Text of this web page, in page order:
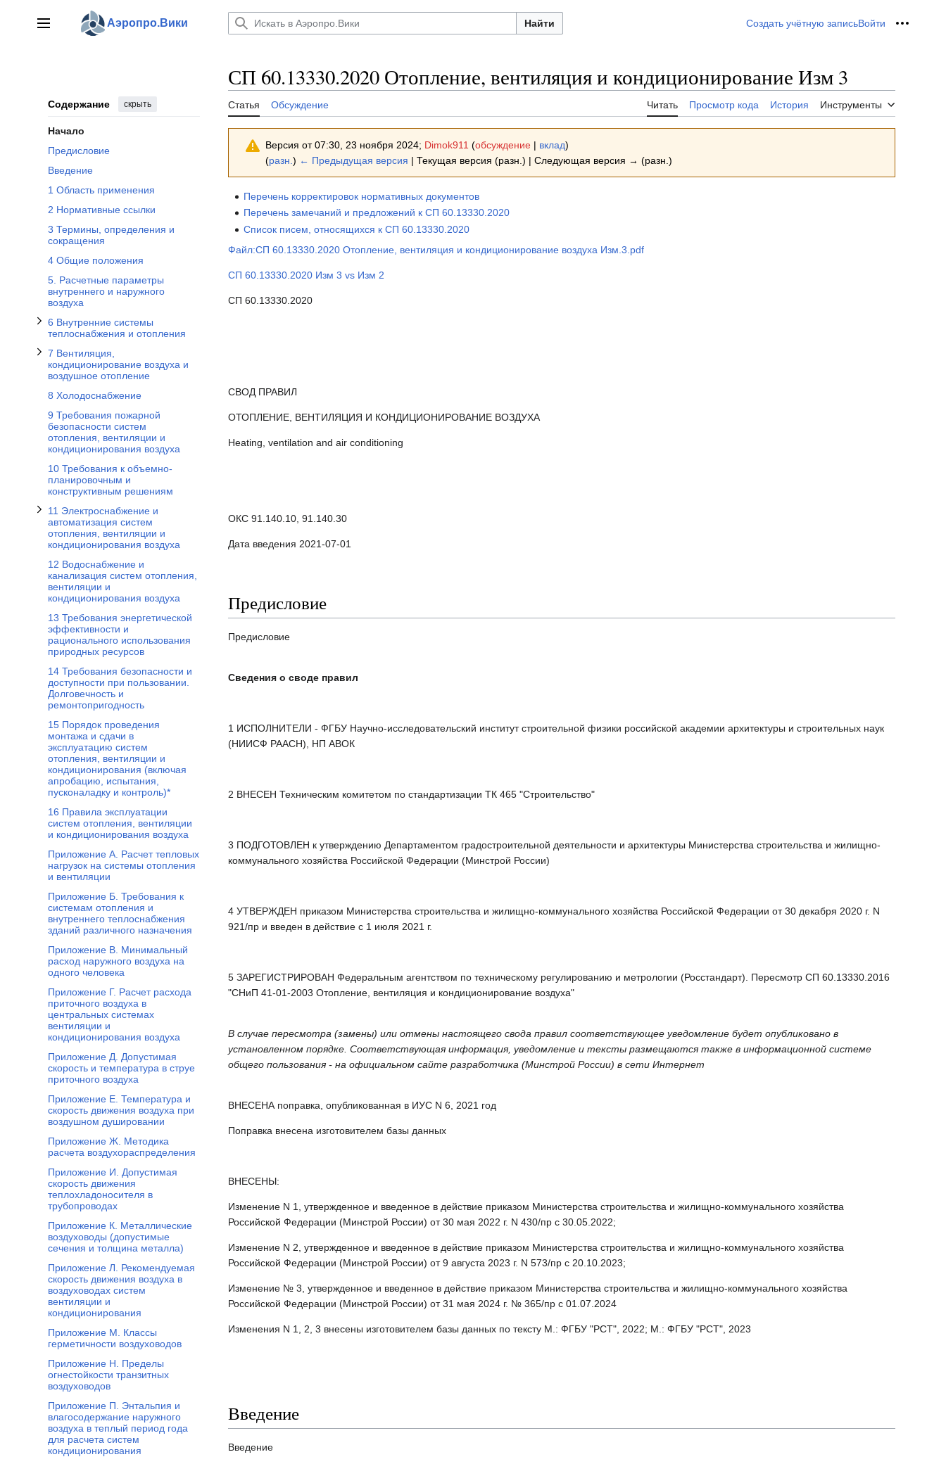
содержаниюГлавное менюАэропро.Вики Найти Создать учётную записьВойти
Содержание скрыть
Начало
Предисловие
Введение
1 Область применения
2 Нормативные ссылки
3 Термины, определения и
сокращения
4 Общие положения
5. Расчетные параметры
внутреннего и наружного
воздуха
6 Внутренние системы
теплоснабжения и отопления
Отобразить/Скрыть подраздел 6 Внутренние системы теплоснабжения и отопления
7 Вентиляция,
кондиционирование воздуха и
воздушное отопление
Отобразить/Скрыть подраздел 7 Вентиляция, кондиционирование воздуха и воздушное отопление
8 Холодоснабжение
9 Требования пожарной
безопасности систем
отопления, вентиляции и
кондиционирования воздуха
10 Требования к объемно-
планировочным и
конструктивным решениям
11 Электроснабжение и
автоматизация систем
отопления, вентиляции и
кондиционирования воздуха
Отобразить/Скрыть подраздел 11 Электроснабжение и автоматизация систем отопления, вентиляции и кондиционирования воздуха
12 Водоснабжение и
канализация систем отопления,
вентиляции и
кондиционирования воздуха
13 Требования энергетической
эффективности и
рационального использования
природных ресурсов
14 Требования безопасности и
доступности при пользовании.
Долговечность и
ремонтопригодность
15 Порядок проведения
монтажа и сдачи в
эксплуатацию систем
отопления, вентиляции и
кондиционирования (включая
апробацию, испытания,
пусконаладку и контроль)*
16 Правила эксплуатации
систем отопления, вентиляции
и кондиционирования воздуха
Приложение А. Расчет тепловых
нагрузок на системы отопления
и вентиляции
Приложение Б. Требования к
системам отопления и
внутреннего теплоснабжения
зданий различного назначения
Приложение В. Минимальный
расход наружного воздуха на
одного человека
Приложение Г. Расчет расхода
приточного воздуха в
центральных системах
вентиляции и
кондиционирования воздуха
Приложение Д. Допустимая
скорость и температура в струе
приточного воздуха
Приложение Е. Температура и
скорость движения воздуха при
воздушном душировании
Приложение Ж. Методика
расчета воздухораспределения
Приложение И. Допустимая
скорость движения
теплохладоносителя в
трубопроводах
Приложение К. Металлические
воздуховоды (допустимые
сечения и толщина металла)
Приложение Л. Рекомендуемая
скорость движения воздуха в
воздуховодах систем
вентиляции и
кондиционирования
Приложение М. Классы
герметичности воздуховодов
Приложение Н. Пределы
огнестойкости транзитных
воздуховодов
Приложение П. Энтальпия и
влагосодержание наружного
воздуха в теплый период года
для расчета систем
кондиционирования
СП 60.13330.2020 Отопление, вентиляция и кондиционирование Изм 3
Статья Обсуждение Читать Просмотр кода История Инструменты
Версия от 07:30, 23 ноября 2024; Dimok911 (обсуждение | вклад)
(разн. ) ← Предыдущая версия | Текущая версия (разн.) | Следующая версия → (разн.)
Перечень корректировок нормативных документов
Перечень замечаний и предложений к СП 60.13330.2020
Список писем, относящихся к СП 60.13330.2020
Файл:СП 60.13330.2020 Отопление, вентиляция и кондиционирование воздуха Изм.3.pdf
СП 60.13330.2020 Изм 3 vs Изм 2
СП 60.13330.2020
СВОД ПРАВИЛ
ОТОПЛЕНИЕ, ВЕНТИЛЯЦИЯ И КОНДИЦИОНИРОВАНИЕ ВОЗДУХА
Heating, ventilation and air conditioning
ОКС 91.140.10, 91.140.30
Дата введения 2021-07-01
Предисловие
Предисловие
Сведения о своде правил
1 ИСПОЛНИТЕЛИ - ФГБУ Научно-исследовательский институт строительной физики российской академии архитектуры и строительных наук
(НИИСФ РААСН), НП АВОК
2 ВНЕСЕН Техническим комитетом по стандартизации ТК 465 "Строительство"
3 ПОДГОТОВЛЕН к утверждению Департаментом градостроительной деятельности и архитектуры Министерства строительства и жилищно-
коммунального хозяйства Российской Федерации (Минстрой России)
4 УТВЕРЖДЕН приказом Министерства строительства и жилищно-коммунального хозяйства Российской Федерации от 30 декабря 2020 г. N
921/пр и введен в действие с 1 июля 2021 г.
5 ЗАРЕГИСТРИРОВАН Федеральным агентством по техническому регулированию и метрологии (Росстандарт). Пересмотр СП 60.13330.2016
"СНиП 41-01-2003 Отопление, вентиляция и кондиционирование воздуха"
В случае пересмотра (замены) или отмены настоящего свода правил соответствующее уведомление будет опубликовано в
установленном порядке. Соответствующая информация, уведомление и тексты размещаются также в информационной системе
общего пользования - на официальном сайте разработчика (Минстрой России) в сети Интернет
ВНЕСЕНА поправка, опубликованная в ИУС N 6, 2021 год
Поправка внесена изготовителем базы данных
ВНЕСЕНЫ:
Изменение N 1, утвержденное и введенное в действие приказом Министерства строительства и жилищно-коммунального хозяйства
Российской Федерации (Минстрой России) от 30 мая 2022 г. N 430/пр c 30.05.2022;
Изменение N 2, утвержденное и введенное в действие приказом Министерства строительства и жилищно-коммунального хозяйства
Российской Федерации (Минстрой России) от 9 августа 2023 г. N 573/пр c 20.10.2023;
Изменение № 3, утвержденное и введенное в действие приказом Министерства строительства и жилищно-коммунального хозяйства
Российской Федерации (Минстрой России) от 31 мая 2024 г. № 365/пр с 01.07.2024
Изменения N 1, 2, 3 внесены изготовителем базы данных по тексту М.: ФГБУ "РСТ", 2022; М.: ФГБУ "РСТ", 2023
Введение
Введение